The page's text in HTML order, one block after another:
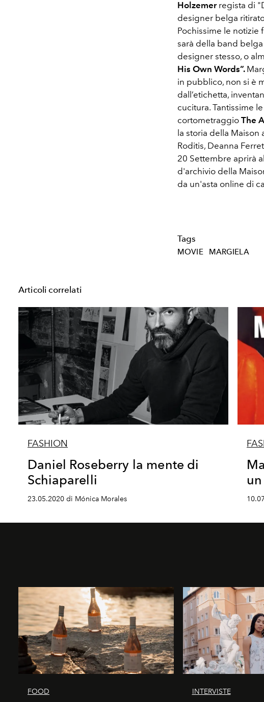
Holzemer regista di
designer belga
Pochissime le notizie
sarà della band
designer stesso, o
His Own Words”.
in pubblico, non si è
dall’etichetta,
cucitura. Tantissime
cortometraggio The
la storia della
Roditis, Deanna
20 Settembre aprirà
d'archivio della
da un'asta online di
Tags
MOVIE MARGIELA
Articoli correlati
FASHION
Daniel Roseberry la mente di
Schiaparelli
23.05.2020 di Mónica Morales
FOOD INTERVISTE